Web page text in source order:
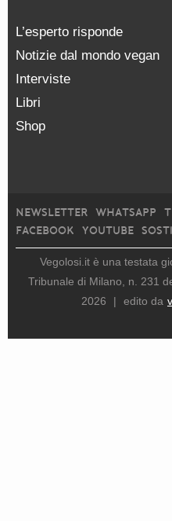
L’esperto risponde
Notizie dal mondo vegan
Interviste
Libri
Shop
NEWSLETTER WHATSAPP
FACEBOOK
YOUTUBE
Vegolosi.it è una testata
Tribunale di Milano, n. 231
2026
| edito da